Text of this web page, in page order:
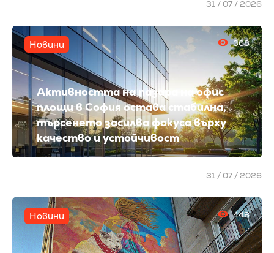
31 / 07 / 2026
Активността на пазара на офис
площи в София остава стабилна,
търсенето засилва фокуса върху
качество и устойчивост
Новини 368
31 / 07 / 2026
Новини 448